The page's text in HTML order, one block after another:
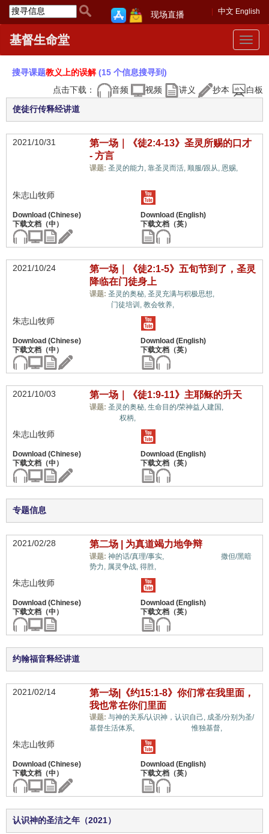
中文 English
现场直播
Toggle
基督生命堂
搜寻课题教义上的误解(15 个信息搜寻到)
点击下载：
音频 视频 讲义 抄本 白板
使徒行传释经讲道
2021/10/31
第一场｜《徒2:4-13》圣灵所赐的口才
- 方言
课题: 圣灵的能力, 靠圣灵而活, 顺服/跟从, 恩赐,
朱志山牧师
2021/10/24
第一场｜《徒2:1-5》五旬节到了，圣灵
降临在门徒身上
课题: 圣灵的奥秘, 圣灵充满与积极思想,
门徒培训, 教会牧养,
朱志山牧师
2021/10/03 第一场｜《徒1:9-11》主耶稣的升天
课题: 圣灵的奥秘, 生命目的/荣神益人建国,
权柄,
朱志山牧师
专题信息
2021/02/28 第二场 | 为真道竭力地争辩
课题: 神的话/真理/事实,
撒但/黑暗
势力, 属灵争战, 得胜,
朱志山牧师
约翰福音释经讲道
2021/02/14
第一场|《约15:1-8》你们常在我里面，
我也常在你们里面
课题: 与神的关系/认识神，认识自己, 成圣/分别为圣/
基督生活体系,
教义上的误解,惟独基督,
朱志山牧师
认识神的圣洁之年（2021）